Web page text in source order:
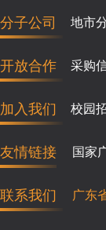
分子公司 地市
开放合作 采购
加入我们 校园
友情链接 国家
联系我们 广东